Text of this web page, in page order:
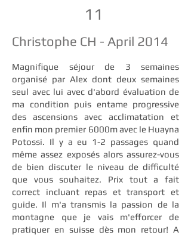
11
Christophe CH - April 2014
Magnifique séjour de 3 semaines
organisé par Alex dont deux semaines
seul avec lui avec d'abord évaluation de
ma condition puis entame progressive
des ascensions avec acclimatation et
enfin mon premier 6000m avec le Huayna
Potossi. Il y a eu 1-2 passages quand
même assez exposés alors assurez-vous
de bien discuter le niveau de difficulté
que vous souhaitez. Prix tout a fait
correct incluant repas et transport et
guide. Il m'a transmis la passion de la
montagne que je vais m'efforcer de
pratiquer en suisse dès mon retour! A